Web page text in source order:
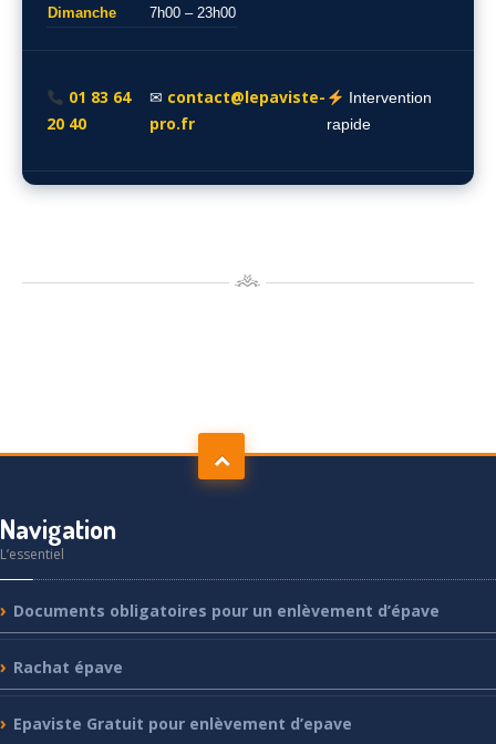
Dimanche 7h00 – 23h00
01 83 64
20 40
✉ contact@lepaviste-
pro.fr
Intervention
rapide
Navigation
L’essentiel
Documents obligatoires pour un enlèvement d’épave
Rachat épave
Epaviste Gratuit pour enlèvement d’epave